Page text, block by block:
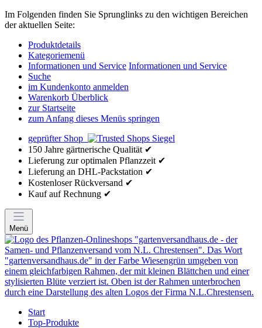
Im Folgenden finden Sie Sprunglinks zu den wichtigen Bereichen
der aktuellen Seite:
Produktdetails
Kategoriemenü
Informationen und Service Informationen und Service
Suche
im Kundenkonto anmelden
Warenkorb Überblick
zur Startseite
zum Anfang dieses Menüs springen
geprüfter Shop
150 Jahre gärtnerische Qualität ✔
Lieferung zur optimalen Pflanzzeit ✔
Lieferung an DHL-Packstation ✔
Kostenloser Rückversand ✔
Kauf auf Rechnung ✔
Menü
Start
Top-Produkte